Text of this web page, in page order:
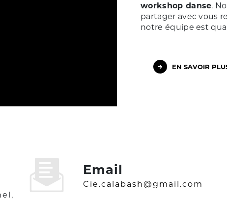
workshop danse.
partager avec vous
notre équipe est
EN SAVOIR
Email
cie.calabash@gmail.com